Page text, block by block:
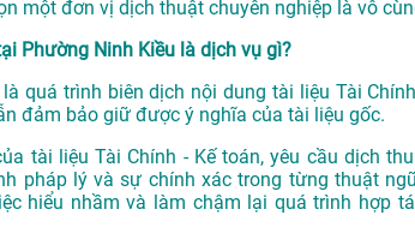
một đơn vị dịch thuật chuyên nghiệp là vô
Phường Ninh Kiều là dịch vụ gì?
quá trình biên dịch nội dung tài liệu Tài
đảm bảo giữ được ý nghĩa của tài liệu gốc.
tài liệu Tài Chính - Kế toán, yêu cầu dịch
pháp lý và sự chính xác trong từng thuật
hiểu nhầm và làm chậm lại quá trình hợp